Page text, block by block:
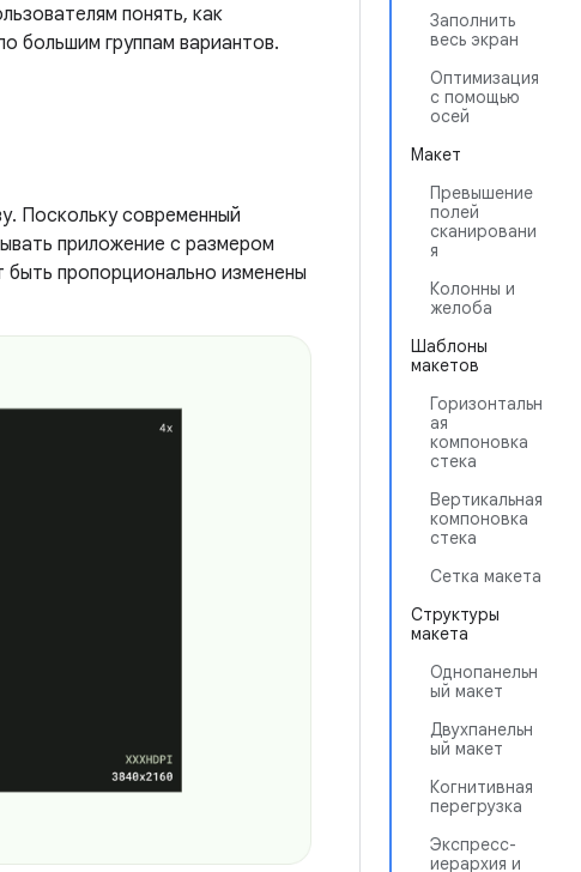
Заполнить
весь экран
Оптимизация
с помощью
осей
Макет
Превышение
полей
сканировани
я
Колонны и
желоба
Шаблоны
макетов
Горизонтальн
ая
компоновка
стека
Вертикальная
компоновка
стека
Сетка макета
Структуры
макета
Однопанельн
ый макет
Двухпанельн
ый макет
Когнитивная
перегрузка
Экспресс-
иерархия и
понять, как
большим группам вариантов.
Поскольку современный
приложение с размером
пропорционально изменены